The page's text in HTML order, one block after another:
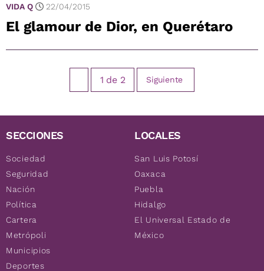
VIDA Q 22/04/2015
El glamour de Dior, en Querétaro
1 de 2 Siguiente
SECCIONES
Sociedad
Seguridad
Nación
Política
Cartera
Metrópoli
Municipios
Deportes
LOCALES
San Luis Potosí
Oaxaca
Puebla
Hidalgo
El Universal Estado de
México